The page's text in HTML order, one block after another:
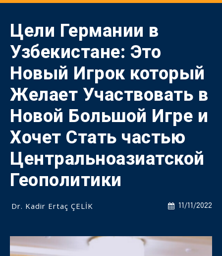
Цели Германии в
Узбекистане: Это
Новый Игрок который
Желает Участвовать в
Новой Большой Игре и
Хочет Стать частью
Центральноазиатской
Геополитики
11/11/2022
Dr. Kadir Ertaç ÇELİK